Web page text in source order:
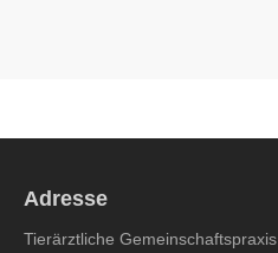
Adresse
Tierärztliche Gemeinschaftspraxis